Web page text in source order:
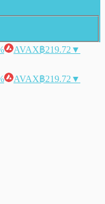
AVAX฿219.72 ▼
AVAX฿219.72 ▼